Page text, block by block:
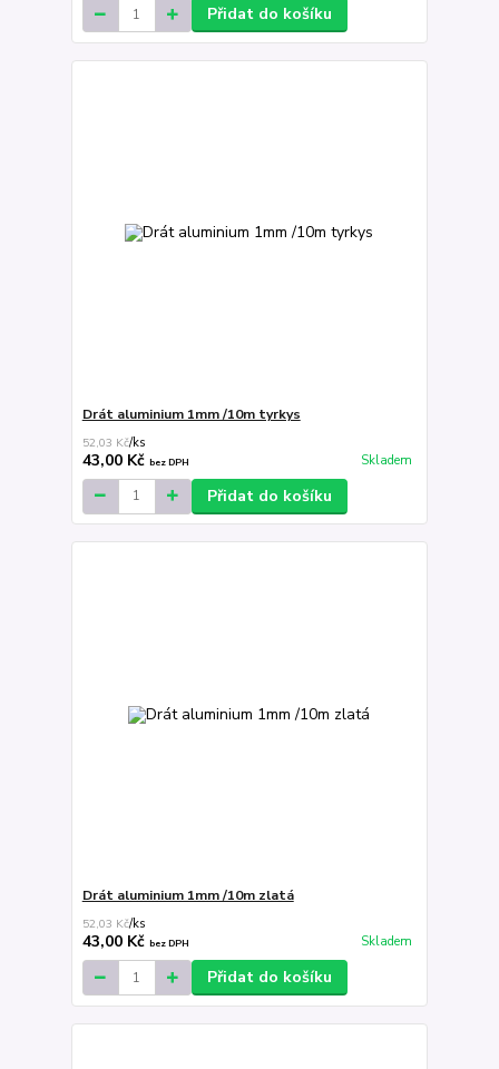
Přidat do košíku
Drát aluminium 1mm /10m tyrkys
52,03 Kč/ks
43,00 Kč bez DPH Skladem
Přidat do košíku
Drát aluminium 1mm /10m zlatá
52,03 Kč/ks
43,00 Kč bez DPH Skladem
Přidat do košíku